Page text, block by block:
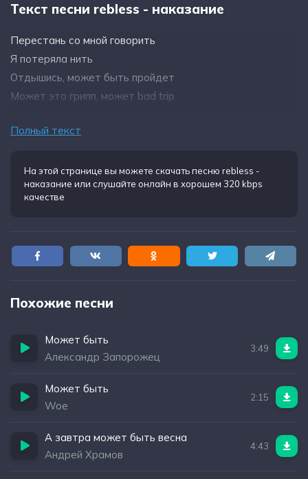
Текст песни rebless - наказание
Перестань со мной говорить
Я потеряла нить
Отдышись, может быть пройдет
Может это грипп, может bad trip
Говоришь касанием
Полный текст
На этой странице вы можете скачать песню rebless -
наказание или слушайте онлайн в хорошем 320 kbps
качестве
Похожие песни
Может быть
Александр Запорожец
3:49
Может быть
Woe
2:15
А завтра может быть весна
Андрей Храмов
4:43